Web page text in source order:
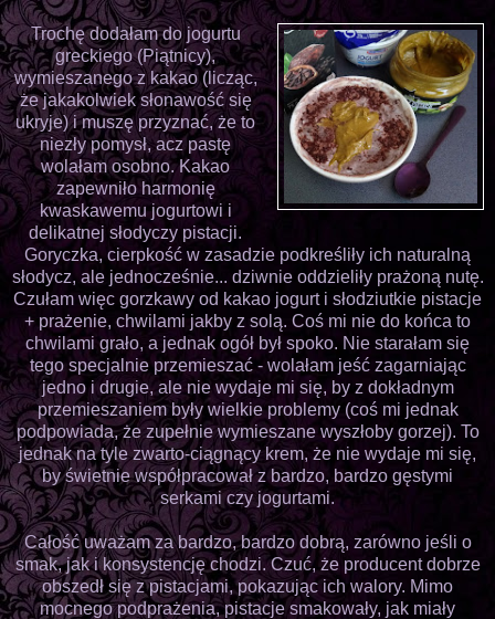
Trochę dodałam do jogurtu
greckiego (Piątnicy),
wymieszanego z kakao (licząc,
że jakakolwiek słonawość się
ukryje) i muszę przyznać, że to
niezły pomysł, acz pastę
wolałam osobno. Kakao
zapewniło harmonię
kwaskawemu jogurtowi i
delikatnej słodyczy pistacji.
Goryczka, cierpkość w zasadzie podkreśliły ich naturalną
słodycz, ale jednocześnie... dziwnie oddzieliły prażoną nutę.
Czułam więc gorzkawy od kakao jogurt i słodziutkie pistacje
+ prażenie, chwilami jakby z solą. Coś mi nie do końca to
chwilami grało, a jednak ogół był spoko. Nie starałam się
tego specjalnie przemieszać - wolałam jeść zagarniając
jedno i drugie, ale nie wydaje mi się, by z dokładnym
przemieszaniem były wielkie problemy (coś mi jednak
podpowiada, że zupełnie wymieszane wyszłoby gorzej). To
jednak na tyle zwarto-ciągnący krem, że nie wydaje mi się,
by świetnie współpracował z bardzo, bardzo gęstymi
serkami czy jogurtami.
Całość uważam za bardzo, bardzo dobrą, zarówno jeśli o
smak, jak i konsystencję chodzi. Czuć, że producent dobrze
obszedł się z pistacjami, pokazując ich walory. Mimo
mocnego podprażenia, pistacje smakowały, jak miały